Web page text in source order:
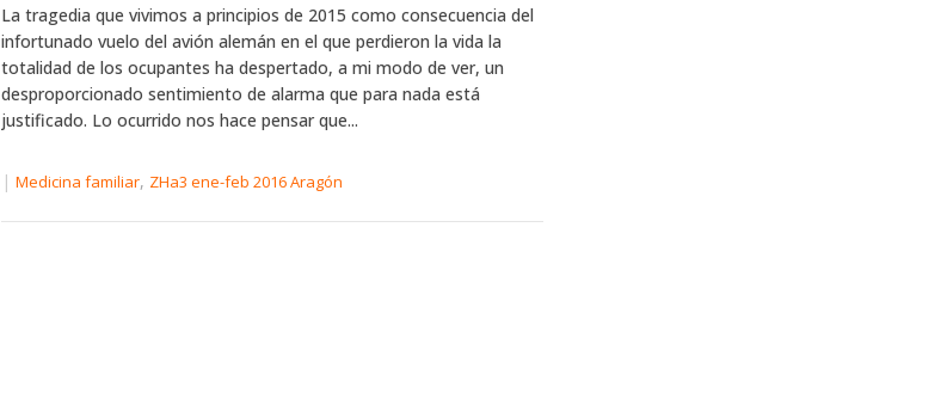
La tragedia que vivimos a principios de 2015 como consecuencia del
infortunado vuelo del avión alemán en el que perdieron la vida la
totalidad de los ocupantes ha despertado, a mi modo de ver, un
desproporcionado sentimiento de alarma que para nada está
justificado. Lo ocurrido nos hace pensar que...
| Medicina familiar, ZHa3 ene-feb 2016 Aragón